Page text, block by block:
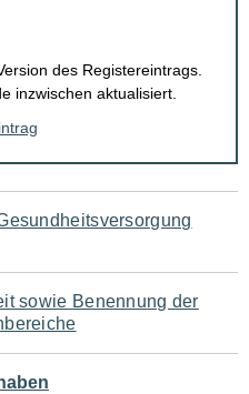
des Registereintrags.
inzwischen aktualisiert.
sowie Benennung der